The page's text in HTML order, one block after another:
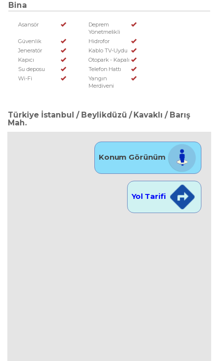
Bina
Asansör
Deprem
Yönetmelikli
Güvenlik
Hidrofor
Jeneratör
Kablo TV-Uydu
Kapıcı
Otopark - Kapalı
Su deposu
Telefon Hattı
Wi-Fi
Yangın
Merdiveni
Türkiye İstanbul / Beylikdüzü / Kavaklı / Barış
Mah.
Konum Görünüm
Yol Tarifi